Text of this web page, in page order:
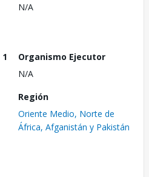
N/A
1
Organismo Ejecutor
N/A
Región
Oriente Medio, Norte de
África, Afganistán y Pakistán